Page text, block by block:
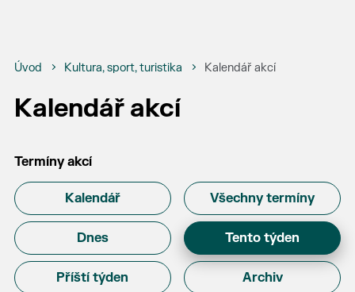
Úvod Kultura, sport, turistika Kalendář akcí
Kalendář akcí
Termíny akcí
Kalendář Všechny termíny
Dnes Tento týden
Příští týden Archiv